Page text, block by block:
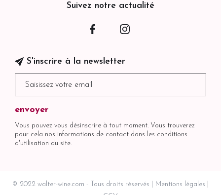
Suivez notre actualité
Facebook
S'inscrire à la newsletter
Vous pouvez vous désinscrire à tout moment. Vous trouverez
pour cela nos informations de contact dans les conditions
d'utilisation du site.
© 2022 walter-wine.com - Tous droits réservés
Mentions légales